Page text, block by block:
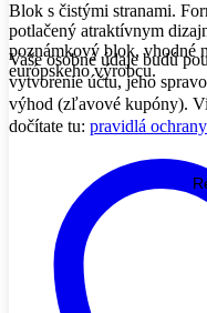
Vaše osobné údaje budú
vytvorenie účtu, jeho
výhod (zľavové kupóny).
dočítate tu: pravidlá
Blok s čistými stranami.
potlačený atraktívnym
poznámkový blok, vhodné
európskeho výrobcu.